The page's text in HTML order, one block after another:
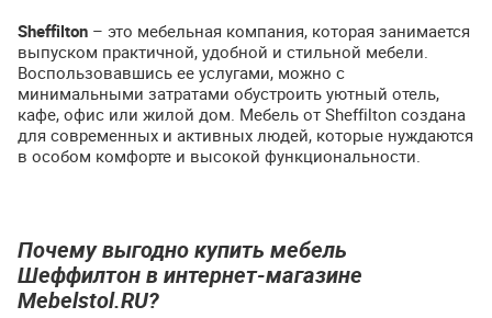
Sheffilton – это мебельная компания, которая занимается
выпуском практичной, удобной и стильной мебели.
Воспользовавшись ее услугами, можно с
минимальными затратами обустроить уютный отель,
кафе, офис или жилой дом. Мебель от Sheffilton создана
для современных и активных людей, которые нуждаются
в особом комфорте и высокой функциональности.
Почему выгодно купить мебель
Шеффилтон в интернет-магазине
Mebelstol.RU?